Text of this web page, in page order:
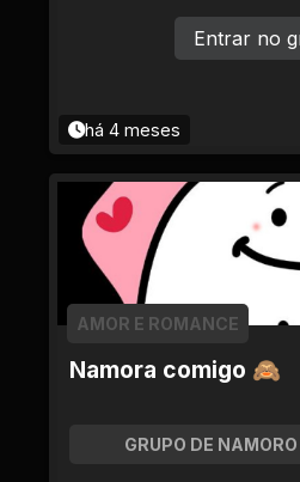
há 4 meses
Entrar no
Namora comigo 🙈
AMOR E ROMANCE
GRUPO DE